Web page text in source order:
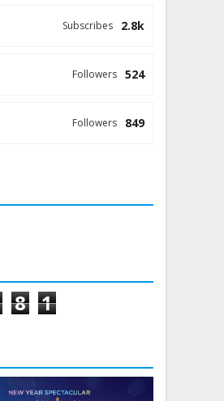
2.8k
Subscribes
524
Followers
849
Followers
8 1